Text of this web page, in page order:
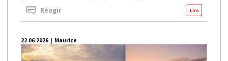
Lire
Réagir
22.06.2026 | Maurice